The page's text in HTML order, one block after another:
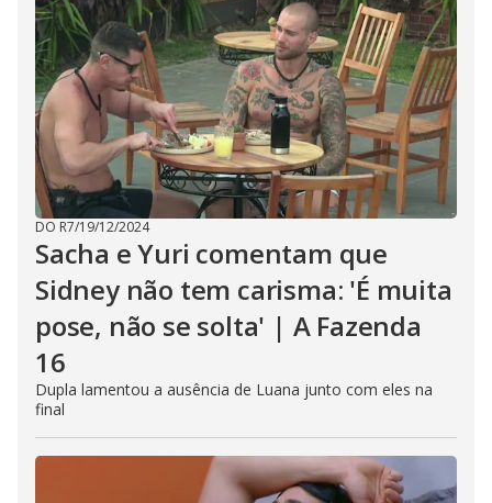
DO R7/19/12/2024
Sacha e Yuri comentam que
Sidney não tem carisma: 'É muita
pose, não se solta' | A Fazenda
16
Dupla lamentou a ausência de Luana junto com eles na
final